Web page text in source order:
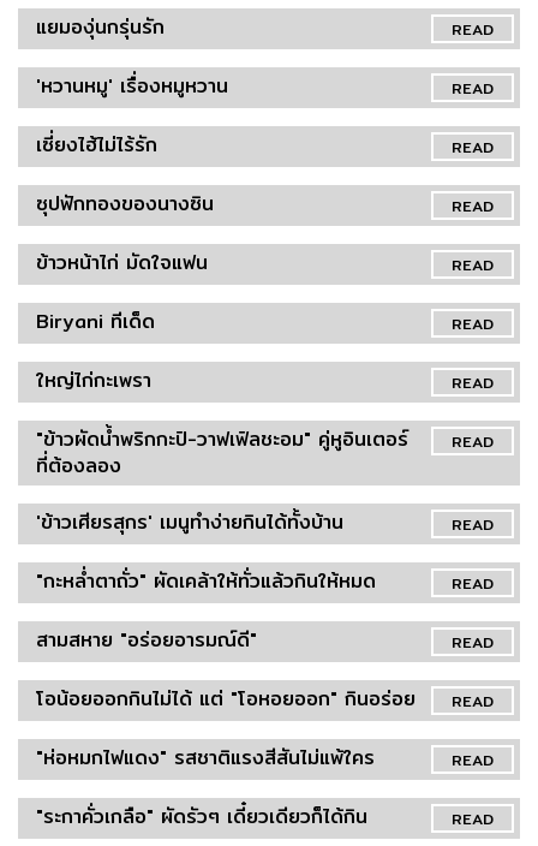
READ
แยมองุ่นกรุ่นรัก
READ
'หวานหมู' เรื่องหมูหวาน
READ
เซี่ยงไฮ้ไม่ไร้รัก
READ
ซุปฟักทองของนางซิน
READ
ข้าวหน้าไก่ มัดใจแฟน
READ
Biryani ทีเด็ด
READ
ใหญ่ไก่กะเพรา
READ
"ข้าวผัดน้ำพริกกะปิ-วาฟเฟิลชะอม" คู่หูอินเตอร์
ที่ต้องลอง
READ
'ข้าวเศียรสุกร' เมนูทำง่ายกินได้ทั้งบ้าน
READ
"กะหล่ำตาถั่ว" ผัดเคล้าให้ทั่วแล้วกินให้หมด
READ
สามสหาย "อร่อยอารมณ์ดี"
READ
โอน้อยออกกินไม่ได้ แต่ "โอหอยออก" กินอร่อย
READ
"ห่อหมกไฟแดง" รสชาติแรงสีสันไม่แพ้ใคร
READ
"ระกาคั่วเกลือ" ผัดรัวๆ เดี๋ยวเดียวก็ได้กิน